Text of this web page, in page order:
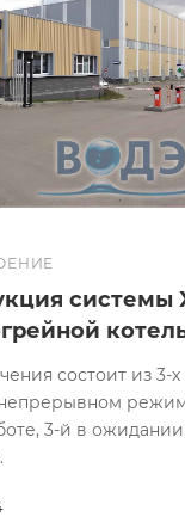
системы
состоит из 3-
3-й в